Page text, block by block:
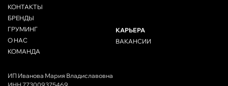
КОНТАКТЫ
БРЕНДЫ
ГРУМИНГ
О НАС
КОМАНДА
КАРЬЕРА
ВАКАНСИИ
ИП Иванова Мария Владиславовна